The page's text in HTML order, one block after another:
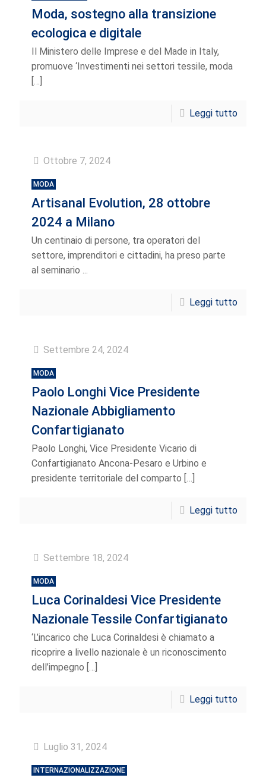
Moda, sostegno alla transizione
ecologica e digitale
Il Ministero delle Imprese e del Made in Italy,
promuove ‘Investimenti nei settori tessile, moda
[…]
Leggi tutto
Ottobre 7, 2024
MODA
Artisanal Evolution, 28 ottobre
2024 a Milano
Un centinaio di persone, tra operatori del
settore, imprenditori e cittadini, ha preso parte
al seminario ...
Leggi tutto
Settembre 24, 2024
MODA
Paolo Longhi Vice Presidente
Nazionale Abbigliamento
Confartigianato
Paolo Longhi, Vice Presidente Vicario di
Confartigianato Ancona-Pesaro e Urbino e
presidente territoriale del comparto […]
Leggi tutto
Settembre 18, 2024
MODA
Luca Corinaldesi Vice Presidente
Nazionale Tessile Confartigianato
‘L’incarico che Luca Corinaldesi è chiamato a
ricoprire a livello nazionale è un riconoscimento
dell’impegno […]
Leggi tutto
Luglio 31, 2024
INTERNAZIONALIZZAZIONE